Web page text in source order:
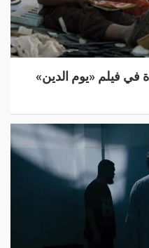
في فيلم «يوم الدين»